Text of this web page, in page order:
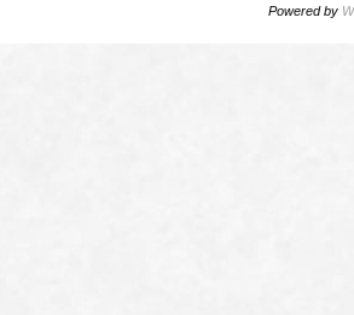
Powered by